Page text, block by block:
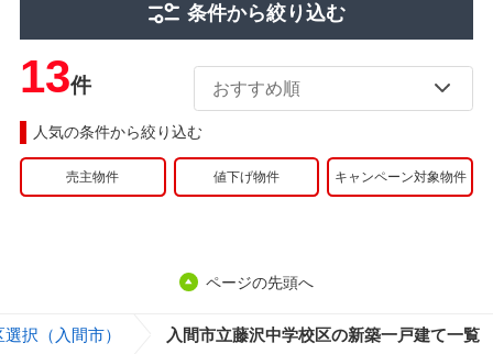
条件から絞り込む
13件
人気の条件から絞り込む
売主物件 値下げ物件 キャンペーン対象物件
ページの先頭へ
選択（入間市） 入間市立藤沢中学校区の新築一戸建て一覧